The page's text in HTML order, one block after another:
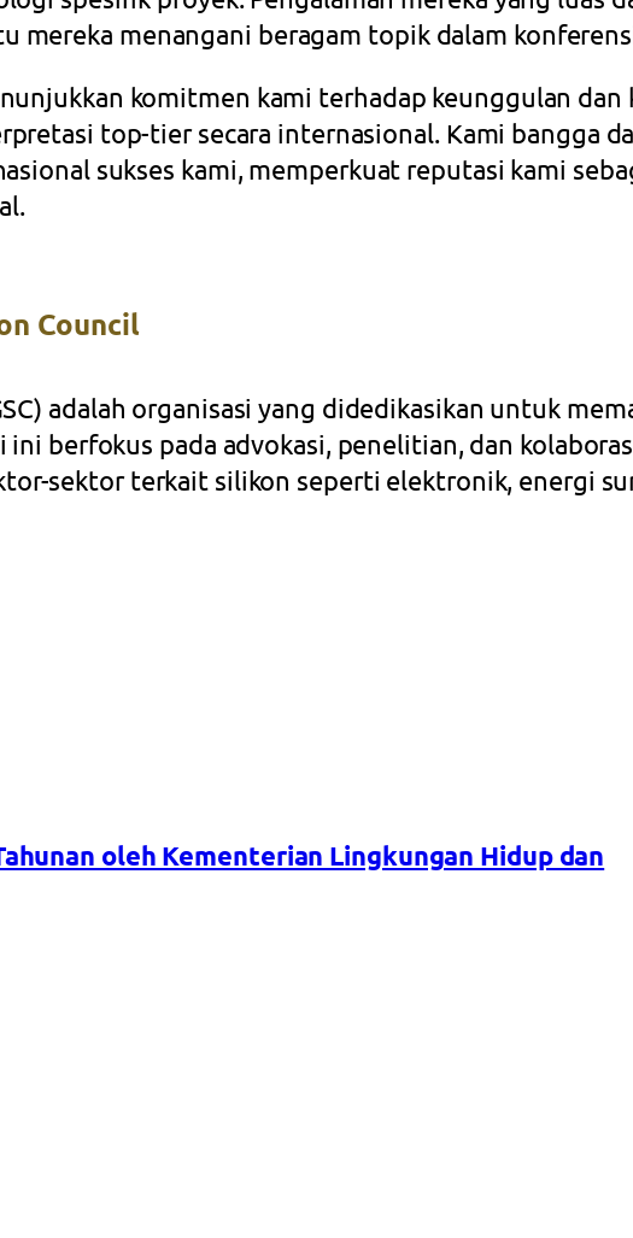
mereka menangani beragam topik dalam
komitmen kami terhadap keunggulan
top-tier secara internasional. Kami bangga
sukses kami, memperkuat reputasi kami
Council
adalah organisasi yang didedikasikan untuk
ini berfokus pada advokasi, penelitian, dan
sektor terkait silikon seperti elektronik, energi
oleh Kementerian Lingkungan Hidup dan